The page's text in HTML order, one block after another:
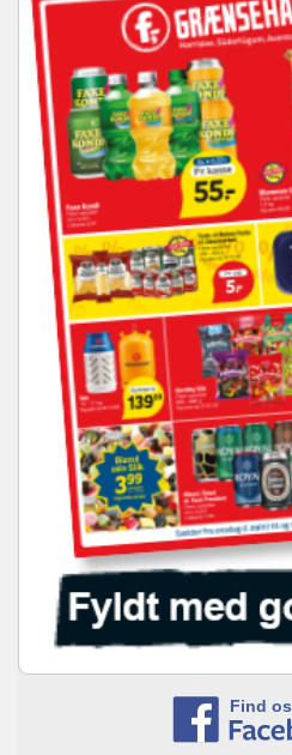
Find